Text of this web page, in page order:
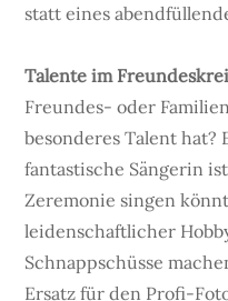
statt eines
Talente im
Freundes- oder
besonderes Talent
fantastische Sängerin
Zeremonie singen
leidenschaftlicher
Schnappschüsse
Ersatz für den Profi-